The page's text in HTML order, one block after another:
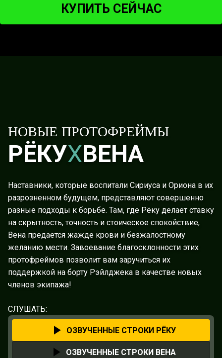
использовать Гравитационное рассечение.
КУПИТЬ СЕЙЧАС
НОВЫЕ ПРОТОФРЕЙМЫ
РЁКУXВЕНА
Наставники, которые воспитали Сириуса и Ориона в их
разрозненном будущем, представляют совершенно
разные подходы к борьбе. Там, где Рёку делает ставку
на скрытность, точность и стоическое спокойствие,
Вена предается жажде крови и безжалостному
желанию мести. Завоевание благосклонности этих
протофреймов позволит вам заручиться их
поддержкой на борту Рэйлджека в качестве новых
членов экипажа!
СЛУШАТЬ:
ОЗВУЧЕННЫЕ СТРОКИ РЁКУ
ОЗВУЧЕННЫЕ СТРОКИ ВЕНА